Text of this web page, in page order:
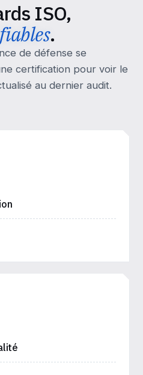
ISO,
.
de défense se
certification pour voir le
au dernier audit.